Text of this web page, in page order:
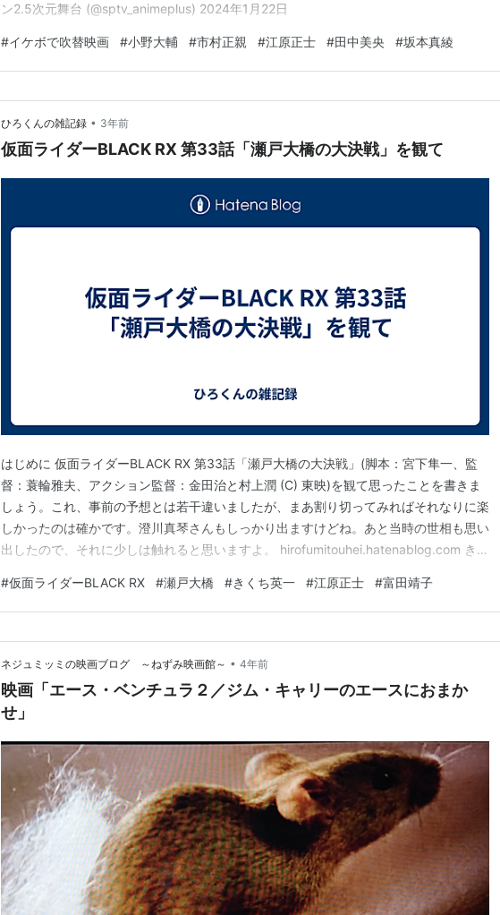
ン2.5次元舞台 (@sptv_animeplus) 2024年1月22日
#イケボで吹替映画 #小野大輔 #市村正親 #江原正士 #田中美央 #坂本真綾
ひろくんの雑記録 • 3年前
仮面ライダーBLACK RX 第33話「瀬戸大橋の大決戦」を観て
はじめに 仮面ライダーBLACK RX 第33話「瀬戸大橋の大決戦」(脚本：宮下隼一、監
督：蓑輪雅夫、アクション監督：金田治と村上潤 (C) 東映)を観て思ったことを書きま
しょう。これ、事前の予想とは若干違いましたが、まあ割り切ってみればそれなりに楽
しかったのは確かです。澄川真琴さんもしっかり出ますけどね。あと当時の世相も思い
出したので、それに少しは触れると思いますよ。 hirofumitouhei.hatenablog.com きく
んですね。田所政信(きくち英一)という役名で南光太郎に瀬戸大橋で何かが起きると
遺…
#仮面ライダーBLACK RX #瀬戸大橋 #きくち英一 #江原正士 #富田靖子
ネジュミッミの映画ブログ ～ねずみ映画館～ • 4年前
映画「エース・ベンチュラ２／ジム・キャリーのエースにおまか
せ」